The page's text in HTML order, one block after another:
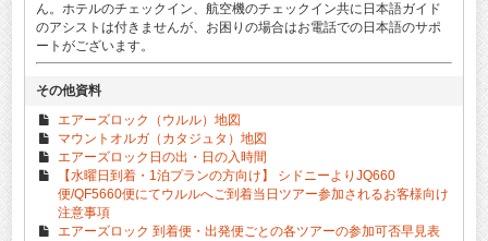
ん。ホテルのチェックイン、航空機のチェックイン共に日本語ガイド
のアシストは付きませんが、お困りの場合はお電話での日本語のサポ
ートがございます。
その他資料
エアーズロック（ウルル）地図
マウントオルガ（カタジュタ）地図
エアーズロック日の出・日の入時間
【水曜日到着・1泊プランの方向け】 シドニーよりJQ660
便/QF5660便にてウルルへご到着当日ツアー参加されるお客様向け
注意事項
エアーズロック 到着便・出発便ごとの各ツアーの参加可否早見表